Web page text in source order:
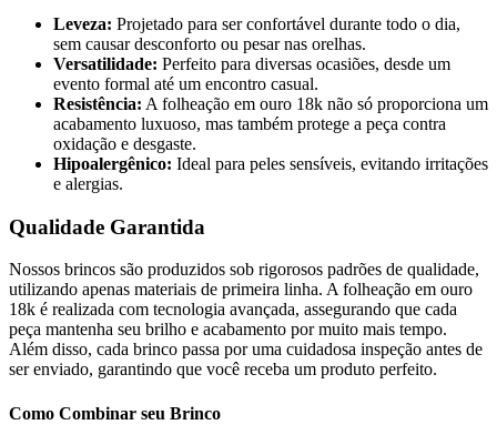
Leveza: Projetado para ser confortável durante todo o dia,
sem causar desconforto ou pesar nas orelhas.
Versatilidade: Perfeito para diversas ocasiões, desde um
evento formal até um encontro casual.
Resistência: A folheação em ouro 18k não só proporciona um
acabamento luxuoso, mas também protege a peça contra
oxidação e desgaste.
Hipoalergênico: Ideal para peles sensíveis, evitando irritações
e alergias.
Qualidade Garantida
Nossos brincos são produzidos sob rigorosos padrões de qualidade,
utilizando apenas materiais de primeira linha. A folheação em ouro
18k é realizada com tecnologia avançada, assegurando que cada
peça mantenha seu brilho e acabamento por muito mais tempo.
Além disso, cada brinco passa por uma cuidadosa inspeção antes de
ser enviado, garantindo que você receba um produto perfeito.
Como Combinar seu Brinco